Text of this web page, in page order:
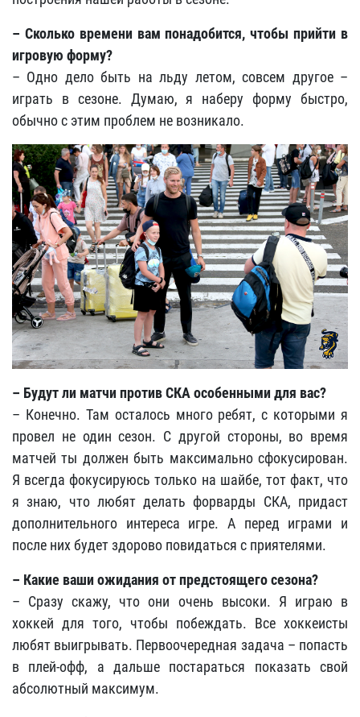
– Сколько времени вам понадобится, чтобы прийти в
игровую форму?
– Одно дело быть на льду летом, совсем другое –
играть в сезоне. Думаю, я наберу форму быстро,
обычно с этим проблем не возникало.
– Будут ли матчи против СКА особенными для вас?
– Конечно. Там осталось много ребят, с которыми я
провел не один сезон. С другой стороны, во время
матчей ты должен быть максимально сфокусирован.
Я всегда фокусируюсь только на шайбе, тот факт, что
я знаю, что любят делать форварды СКА, придаст
дополнительного интереса игре. А перед играми и
после них будет здорово повидаться с приятелями.
– Какие ваши ожидания от предстоящего сезона?
– Сразу скажу, что они очень высоки. Я играю в
хоккей для того, чтобы побеждать. Все хоккеисты
любят выигрывать. Первоочередная задача – попасть
в плей-офф, а дальше постараться показать свой
абсолютный максимум.